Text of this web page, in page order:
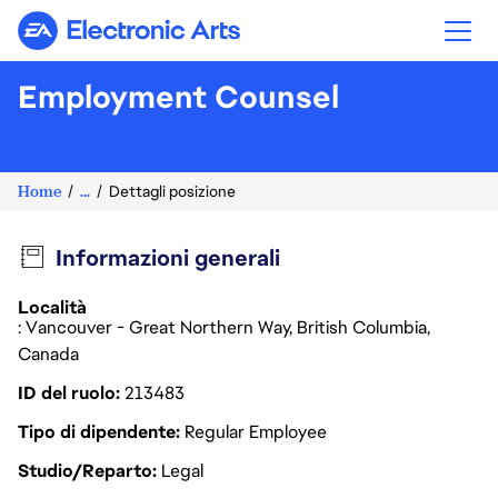
Electronic Arts
Employment Counsel
Home ... Dettagli posizione
Informazioni generali
Località
: Vancouver - Great Northern Way, British Columbia,
Canada
ID del ruolo213483
Tipo di dipendente Regular Employee
Studio/Reparto Legal